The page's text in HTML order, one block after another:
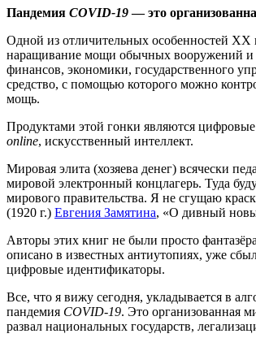
Пандемия COVID-19— это
Одной из отличительных особенностей ХХ
наращивание мощи обычных вооружений и
финансов, экономики, государственного
средство, с помощью которого можно
мощь.
Продуктами этой гонки являются
online, искусственный интеллект.
Мировая элита (хозяева денег) всячески
мировой электронный концлагерь. Туда
мирового правительства. Я не сгущаю
(1920 г.) Евгения Замятина, «О дивный
Авторы этих книг не были просто
описано в известных антиутопиях, уже
цифровые идентификаторы.
Все, что я вижу сегодня, укладывается в
пандемия COVID-19. Это организованная
развал национальных государств,